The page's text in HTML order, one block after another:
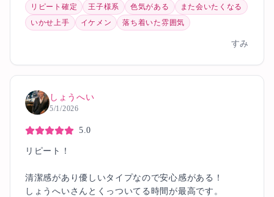
リピート確定 王子様系 色気がある
また会いたくなる
いかせ上手
イケメン 落ち着いた雰囲気
すみ
しょうへい
5/1/2026
5.0
リピート！
清潔感があり優しいタイプなので安心感がある！
しょうへいさんとくっついてる時間が最高です。